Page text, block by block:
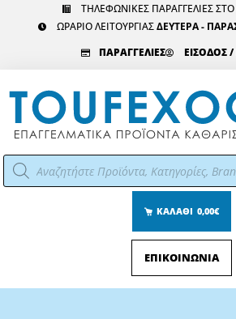
ΤΗΛΕΦΩΝΙΚΕΣ ΠΑΡΑΓΓΕΛΙΕΣ ΣΤΟ
ΩΡΑΡΙΟ ΛΕΙΤΟΥΡΓΙΑΣΔΕΥΤΕΡΑ -
ΠΑΡΑΓΓΕΛΙΕΣ
ΕΙΣΟΔΟΣ
Αναζήτηση
προϊόντων
ΚΑΛΑΘΙ 0,00€
ΕΠΙΚΟΙΝΩΝΙΑ